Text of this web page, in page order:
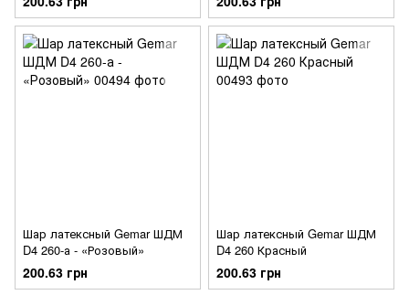
Шар латексный Gemar ШДМ
D4 260-а - «Розовый»
200.63 грн
Шар латексный Gemar ШДМ
D4 260 Красный
200.63 грн